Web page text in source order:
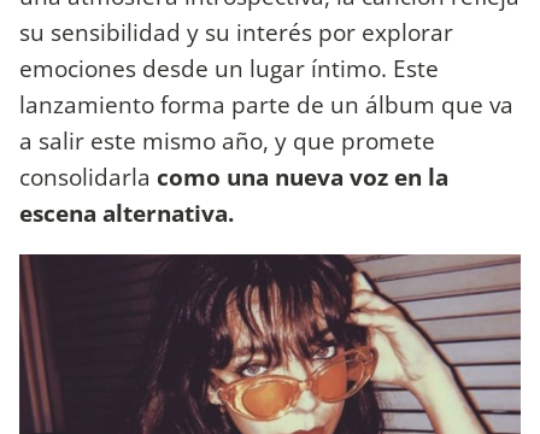
su sensibilidad y su interés por explorar
emociones desde un lugar íntimo. Este
lanzamiento forma parte de un álbum que va
a salir este mismo año, y que promete
consolidarla como una nueva voz en la
escena alternativa.